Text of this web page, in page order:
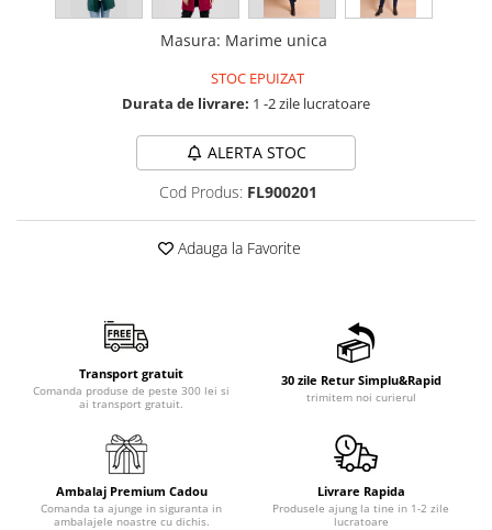
Masura: Marime unica
STOC EPUIZAT
Durata de livrare: 1 -2 zile lucratoare
ALERTA STOC
Cod Produs: FL900201
Adauga la Favorite
Transport gratuit
Comanda produse de peste 300 lei si
ai transport gratuit.
30 zile Retur Simplu&Rapid
trimitem noi curierul
Ambalaj Premium Cadou
Comanda ta ajunge in siguranta in
ambalajele noastre cu dichis.
Livrare Rapida
Produsele ajung la tine in 1-2 zile
lucratoare